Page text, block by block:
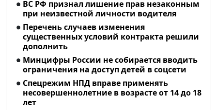
ВС РФ признал лишение прав незаконным
при неизвестной личности водителя
Перечень случаев изменения
существенных условий контракта решили
дополнить
Минцифры России не собирается вводить
ограничения на доступ детей в соцсети
Спецрежим НПД вправе применять
несовершеннолетние в возрасте от 14 до 18
лет